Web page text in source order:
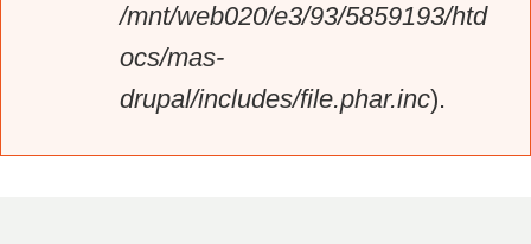
/mnt/web020/e3/93/5859193/htd
ocs/mas-
drupal/includes/file.phar.inc).